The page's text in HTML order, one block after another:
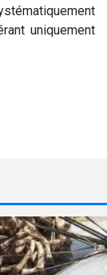
uniquement